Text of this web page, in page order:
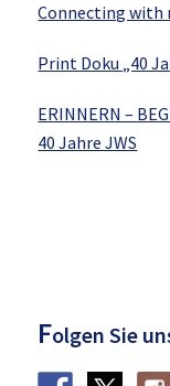
Connecting with
Print Doku „40
ERINNERN –
40 Jahre JWS
Folgen Sie